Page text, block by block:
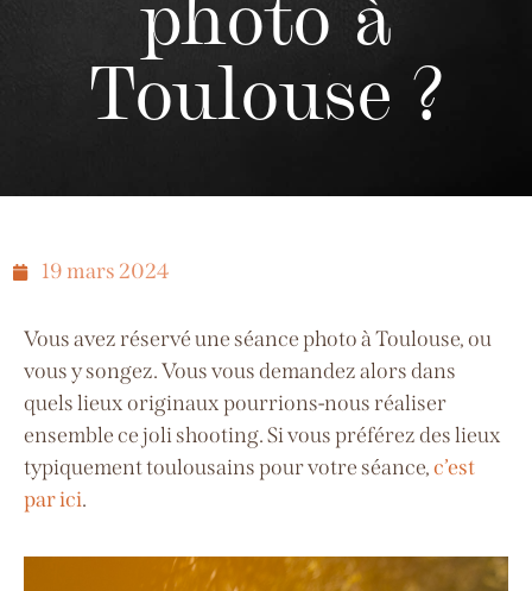
Toulouse ?
19 mars 2024
Vous avez réservé une séance photo à Toulouse, ou
vous y songez. Vous vous demandez alors dans
quels lieux originaux pourrions-nous réaliser
ensemble ce joli shooting. Si vous préférez des lieux
typiquement toulousains pour votre séance,c’est
par ici.